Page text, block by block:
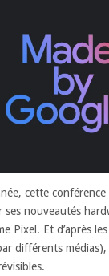
cette conférence
ses nouveautés
Pixel. Et d’après
différents